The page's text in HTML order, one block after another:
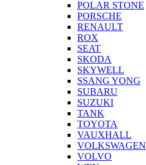
POLAR STONE
PORSCHE
RENAULT
ROX
SEAT
SKODA
SKYWELL
SSANG YONG
SUBARU
SUZUKI
TANK
TOYOTA
VAUXHALL
VOLKSWAGEN
VOLVO